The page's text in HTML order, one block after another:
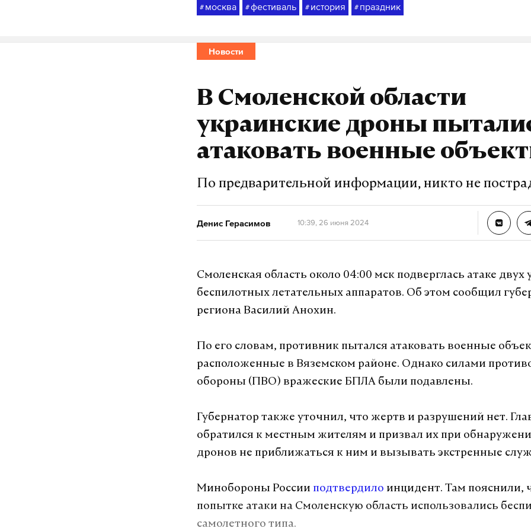
# москва #фестиваль # история # праздник
Новости
В Смоленской области
украинские дроны
атаковать военные
По предварительной информации, никто не
Денис Герасимов 10:39, 26 июня 2024
Смоленская область около 04:00 мск подверглась атаке двух
беспилотных летательных аппаратов. Об этом сообщил
региона Василий Анохин.
По его словам, противник пытался атаковать военные
расположенные в Вяземском районе. Однако силами
обороны (ПВО) вражеские БПЛА были подавлены.
Губернатор также уточнил, что жертв и разрушений нет.
обратился к местным жителям и призвал их при
дронов не приближаться к ним и вызывать экстренные
Минобороны России подтвердило инцидент. Там пояснили,
попытке атаки на Смоленскую область использовались
самолетного типа.